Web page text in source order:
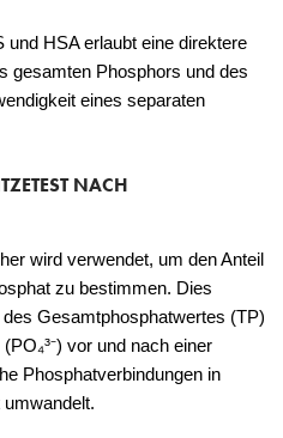
HSA erlaubt eine direktere
gesamten Phosphors und des
eines separaten
NACH
wird verwendet, um den Anteil
zu bestimmen. Dies
Gesamtphosphatwertes (TP)
vor und nach einer
Phosphatverbindungen in